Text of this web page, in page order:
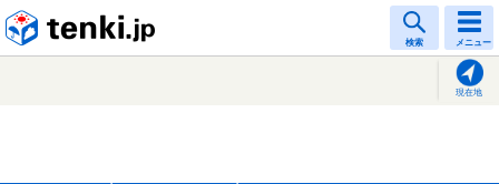
検索 メニュー
現在地